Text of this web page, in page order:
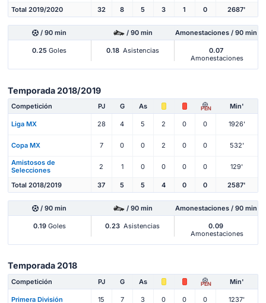
Total 2019/2020 32 8 5 3 1 0 2687'
/ 90 min / 90 min Amonestaciones / 90 min
0.25 Goles 0.18 Asistencias
0.07
Amonestaciones
Temporada 2018/2019
Competición PJ G As PEN Min'
Liga MX 28 4 5 2 0 0 1926'
Copa MX 7 0 0 2 0 0 532'
Amistosos de
Selecciones
2 1 0 0 0 0 129'
Total 2018/2019 37 5 5 4 0 0 2587'
/ 90 min / 90 min Amonestaciones / 90 min
0.19Goles 0.23 Asistencias
0.09
Amonestaciones
Temporada 2018
Competición PJ G As PEN Min'
Primera División 15 7 3 0 0 0 1237'